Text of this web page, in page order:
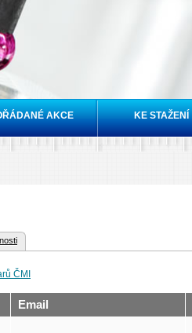
AKCE KE STAŽENÍ
ČMI
Email